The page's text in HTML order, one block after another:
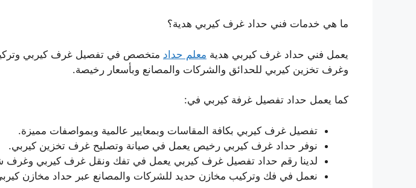
ما هي خدمات فني حداد غرف كيربي هدية؟
يعمل فني حداد غرف كيربي هدية معلم حداد متخصص في تفصيل غرف كيربي
وغرف تخزين كيربي للحدائق والشركات والمصانع وبأسعار رخيصة.
كما يعمل حداد تفصيل غرفة كيربي في:
تفصيل غرف كيربي بكافة المقاسات وبمعايير عالمية وبمواصفات مميزة.
نوفر حداد غرف كيربي رخيص يعمل في صيانة وتصليح غرف تخزين كيربي.
لدينا رقم حداد تفصيل غرف كيربي يعمل في تفك ونقل غرف كيربي وغرف
نعمل في فك وتركيب مخازن حديد للشركات والمصانع عبر حداد مخازن